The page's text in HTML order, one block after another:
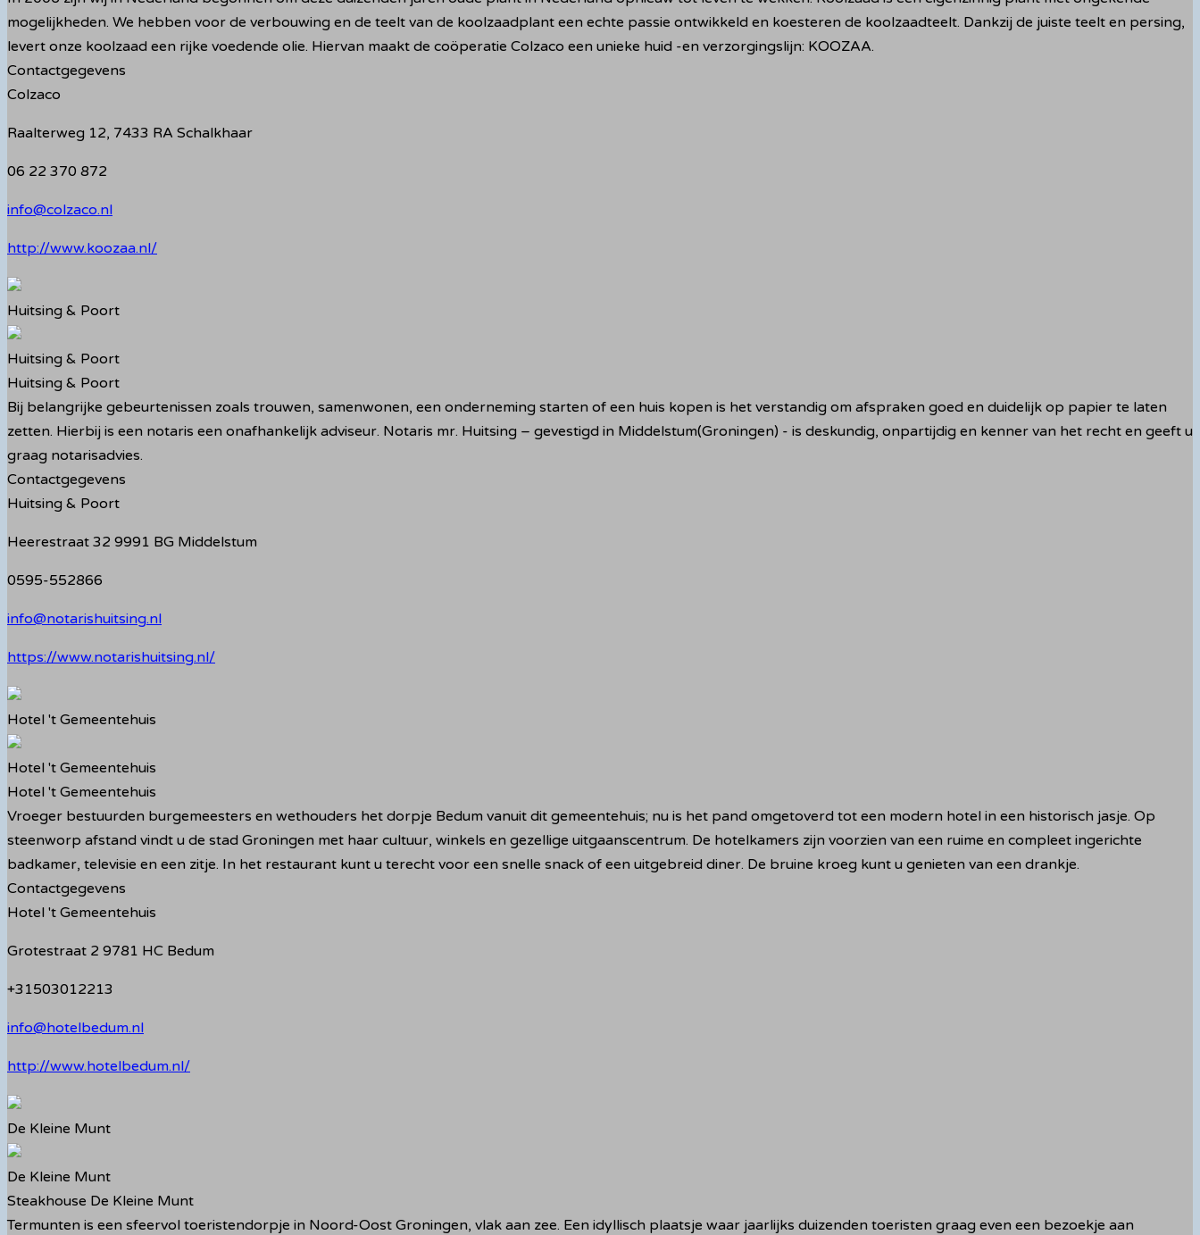
mogelijkheden. We hebben voor de verbouwing en de teelt van de koolzaadplant een echte passie ontwikkeld en koesteren de koolzaadteelt. Dankzij de juiste teelt en persing,
levert onze koolzaad een rijke voedende olie. Hiervan maakt de coöperatie Colzaco een unieke huid -en verzorgingslijn: KOOZAA.
Contactgegevens
Colzaco
Raalterweg 12, 7433 RA Schalkhaar
06 22 370 872
info@colzaco.nl
http://www.koozaa.nl/
Huitsing & Poort
Huitsing & Poort
Huitsing & Poort
Bij belangrijke gebeurtenissen zoals trouwen, samenwonen, een onderneming starten of een huis kopen is het verstandig om afspraken goed en duidelijk op papier te laten
zetten. Hierbij is een notaris een onafhankelijk adviseur. Notaris mr. Huitsing – gevestigd in Middelstum(Groningen) - is deskundig, onpartijdig en kenner van het recht en geeft u
graag notarisadvies.
Contactgegevens
Huitsing & Poort
Heerestraat 32 9991 BG Middelstum
0595-552866
info@notarishuitsing.nl
https://www.notarishuitsing.nl/
Hotel 't Gemeentehuis
Hotel 't Gemeentehuis
Hotel 't Gemeentehuis
Vroeger bestuurden burgemeesters en wethouders het dorpje Bedum vanuit dit gemeentehuis; nu is het pand omgetoverd tot een modern hotel in een historisch jasje. Op
steenworp afstand vindt u de stad Groningen met haar cultuur, winkels en gezellige uitgaanscentrum. De hotelkamers zijn voorzien van een ruime en compleet ingerichte
badkamer, televisie en een zitje. In het restaurant kunt u terecht voor een snelle snack of een uitgebreid diner. De bruine kroeg kunt u genieten van een drankje.
Contactgegevens
Hotel 't Gemeentehuis
Grotestraat 2 9781 HC Bedum
+31503012213
info@hotelbedum.nl
http://www.hotelbedum.nl/
De Kleine Munt
De Kleine Munt
Steakhouse De Kleine Munt
Termunten is een sfeervol toeristendorpje in Noord-Oost Groningen, vlak aan zee. Een idyllisch plaatsje waar jaarlijks duizenden toeristen graag even een bezoekje aan